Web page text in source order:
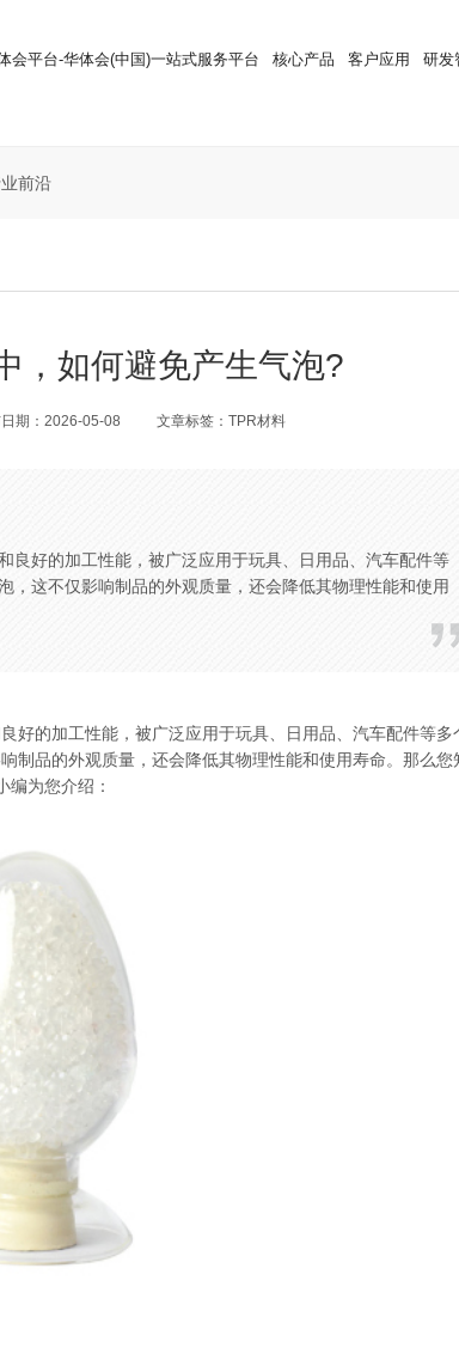
会平台-华体会(中国)一站式服务平台 核心产品 客户应用 研发
前沿
，如何避免产生气泡?
期：2026-05-08 文章标签：TPR材料
良好的加工性能，被广泛应用于玩具、日用品、汽车配件等
，这不仅影响制品的外观质量，还会降低其物理性能和使用
的加工性能，被广泛应用于玩具、日用品、汽车配件等多
制品的外观质量，还会降低其物理性能和使用寿命。那么您
编为您介绍：